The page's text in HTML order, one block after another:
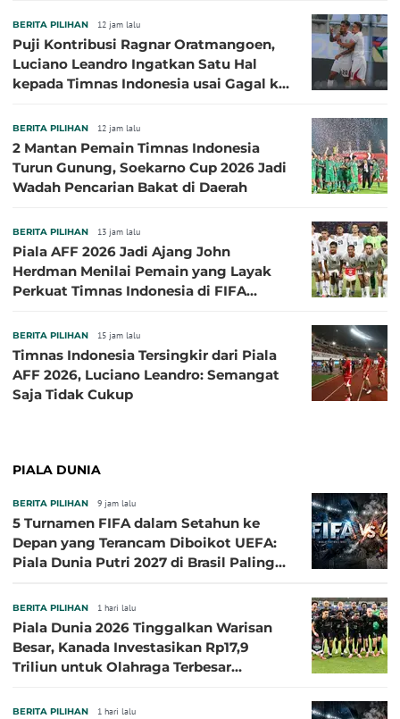
BERITA PILIHAN 12 jam lalu
Puji Kontribusi Ragnar Oratmangoen,
Luciano Leandro Ingatkan Satu Hal
kepada Timnas Indonesia usai Gagal ke
BERITA PILIHAN 12 jam lalu
2 Mantan Pemain Timnas Indonesia
Turun Gunung, Soekarno Cup 2026 Jadi
Wadah Pencarian Bakat di Daerah
BERITA PILIHAN 13 jam lalu
Piala AFF 2026 Jadi Ajang John
Herdman Menilai Pemain yang Layak
Perkuat Timnas Indonesia di FIFA
BERITA PILIHAN 15 jam lalu
Timnas Indonesia Tersingkir dari Piala
AFF 2026, Luciano Leandro: Semangat
Saja Tidak Cukup
PIALA DUNIA
BERITA PILIHAN 9 jam lalu
5 Turnamen FIFA dalam Setahun ke
Depan yang Terancam Diboikot UEFA:
Piala Dunia Putri 2027 di Brasil Paling
BERITA PILIHAN 1 hari lalu
Piala Dunia 2026 Tinggalkan Warisan
Besar, Kanada Investasikan Rp17,9
Triliun untuk Olahraga Terbesar
BERITA PILIHAN 1 hari lalu